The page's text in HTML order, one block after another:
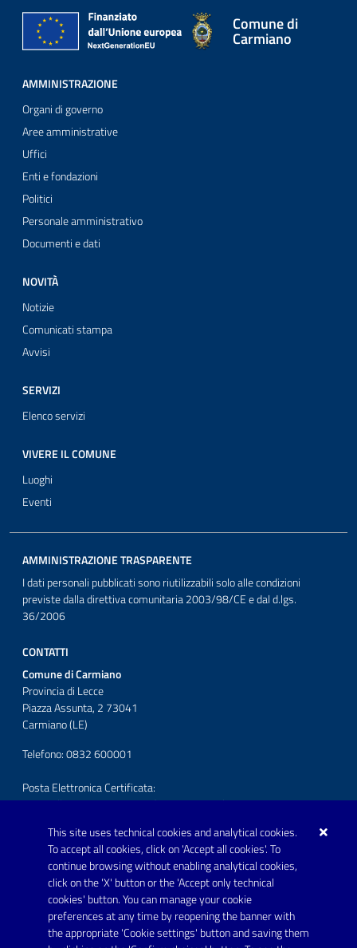
This site uses technical cookies and analytical cookies.
To accept all cookies, click on 'Accept all cookies'. To
continue browsing without enabling analytical cookies,
click on the 'X' button or the 'Accept only technical
cookies' button. You can manage your cookie
preferences at any time by reopening the banner with
the appropriate 'Cookie settings' button and saving them
Comune di
Carmiano
AMMINISTRAZIONE
Organi di governo
Aree amministrative
Uffici
Enti e fondazioni
Politici
Personale amministrativo
Documenti e dati
NOVITÀ
Notizie
Comunicati stampa
Avvisi
SERVIZI
Elenco servizi
VIVERE IL COMUNE
Luoghi
Eventi
AMMINISTRAZIONE TRASPARENTE
I dati personali pubblicati sono riutilizzabili solo alle condizioni
previste dalla direttiva comunitaria 2003/98/CE e dal d.lgs.
36/2006
CONTATTI
Comune di Carmiano
Provincia di Lecce
Piazza Assunta, 2 73041
Carmiano (LE)
Telefono: 0832 600001
Posta Elettronica Certificata:
protocollo.comunecarmiano@pec.rupar.puglia.it
URP - Ufficio Relazioni con il Pubblico
FOLLOW US ON
Youtube